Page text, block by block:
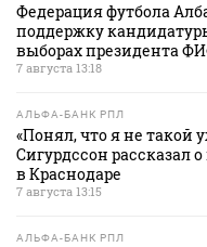
Федерация футбола
поддержку
выборах президента
7 августа 13:18
АЛЬФА-БАНК РПЛ
«Понял, что я не такой
Сигурдссон рассказал
в Краснодаре
7 августа 13:15
АЛЬФА-БАНК РПЛ